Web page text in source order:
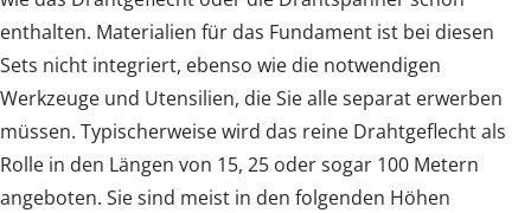
enthalten. Materialien für das Fundament ist bei diesen
Sets nicht integriert, ebenso wie die notwendigen
Werkzeuge und Utensilien, die Sie alle separat erwerben
müssen. Typischerweise wird das reine Drahtgeflecht als
Rolle in den Längen von 15, 25 oder sogar 100 Metern
angeboten. Sie sind meist in den folgenden Höhen